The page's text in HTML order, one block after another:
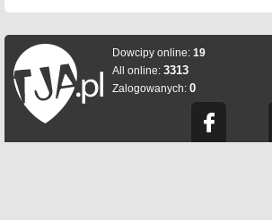
Dowcipy online: 19
All online: 3313
Zalogowanych: 0